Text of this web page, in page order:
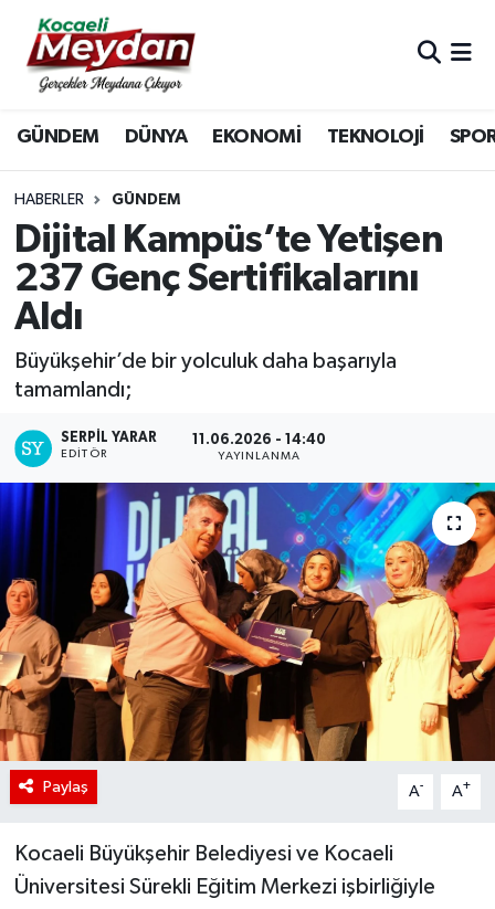
GÜNDEM DÜNYA EKONOMİ TEKNOLOJİ
HABERLER GÜNDEM
Dijital Kampüs’te Yetişen
237 Genç Sertifikalarını
Aldı
Büyükşehir’de bir yolculuk daha başarıyla
tamamlandı;
SERPİL YARAR
EDITÖR
11.06.2026 - 14:40
YAYINLANMA
Paylaş A- A+
Kocaeli Büyükşehir Belediyesi ve Kocaeli
Üniversitesi Sürekli Eğitim Merkezi işbirliğiyle
Nöbetçi Eczaneler
Hava Durumu
Trafik Durumu
Süper Lig Puan Durumu ve Fikstür
Tüm Manşetler
Son Dakika Haberleri